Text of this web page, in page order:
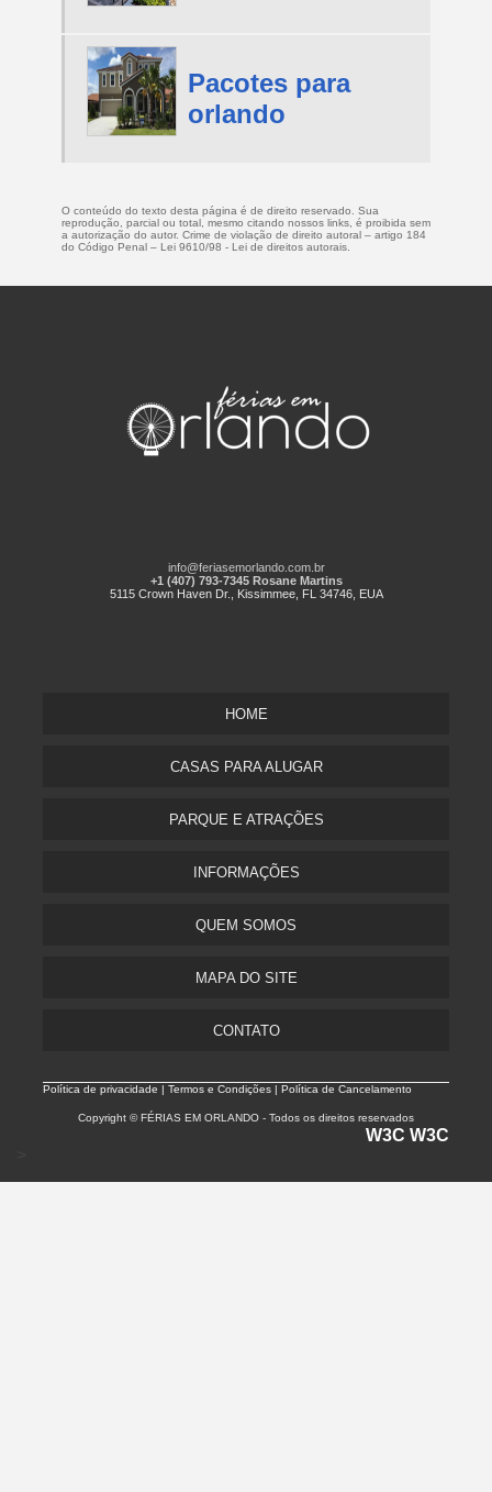
Pacotes para
orlando
O conteúdo do texto desta página é de direito reservado. Sua
reprodução, parcial ou total, mesmo citando nossos links, é proibida sem
a autorização do autor. Crime de violação de direito autoral – artigo 184
do Código Penal – Lei 9610/98 - Lei de direitos autorais
info@feriasemorlando.com.br
+1 (407) 793-7345 Rosane Martins
5115 Crown Haven Dr., Kissimmee, FL 34746, EUA
HOME
CASAS PARA ALUGAR
PARQUE E ATRAÇÕES
INFORMAÇÕES
QUEM SOMOS
MAPA DO SITE
CONTATO
Política de privacidade |Termos e Condições | Política de Cancelamento
Copyright © FÉRIAS EM ORLANDO - Todos os direitos reservados
W3C W3C